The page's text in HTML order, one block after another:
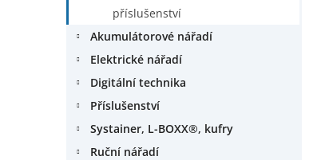
příslušenství
Akumulátorové nářadí
Elektrické nářadí
Digitální technika
Příslušenství
Systainer, L-BOXX®, kufry
Ruční nářadí